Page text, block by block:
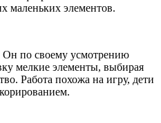
маленьких элементов.
Он по своему усмотрению
мелкие элементы, выбирая
Работа похожа на игру, дети